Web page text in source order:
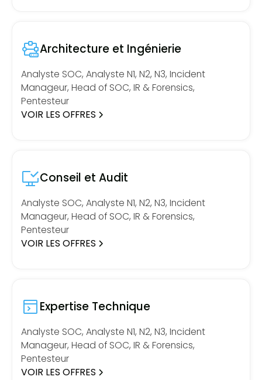
Architecture et Ingénierie
Analyste SOC, Analyste N1, N2, N3, Incident
Manageur, Head of SOC, IR & Forensics,
Pentesteur
VOIR LES OFFRES
Conseil et Audit
Analyste SOC, Analyste N1, N2, N3, Incident
Manageur, Head of SOC, IR & Forensics,
Pentesteur
VOIR LES OFFRES
Expertise Technique
Analyste SOC, Analyste N1, N2, N3, Incident
Manageur, Head of SOC, IR & Forensics,
Pentesteur
VOIR LES OFFRES